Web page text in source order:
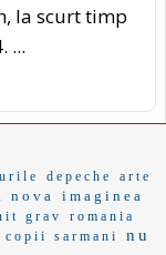
la scurt timp
...
depeche
arte
nova imaginea
grav
romania
copii sarmani nu